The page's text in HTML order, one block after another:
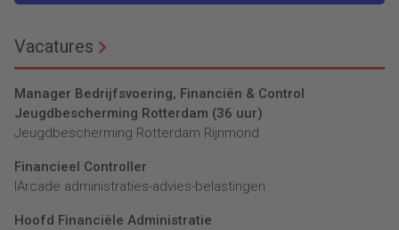
Vacatures
Manager Bedrijfsvoering, Financiën & Control
Jeugdbescherming Rotterdam (36 uur)
Jeugdbescherming Rotterdam Rijnmond
Financieel Controller
lArcade administraties-advies-belastingen
Hoofd Financiële Administratie